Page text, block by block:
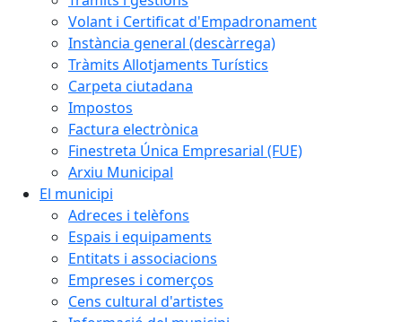
Volant i Certificat d'Empadronament
Instància general (descàrrega)
Tràmits Allotjaments Turístics
Carpeta ciutadana
Impostos
Factura electrònica
Finestreta Única Empresarial (FUE)
Arxiu Municipal
El municipi
Adreces i telèfons
Espais i equipaments
Entitats i associacions
Empreses i comerços
Cens cultural d'artistes